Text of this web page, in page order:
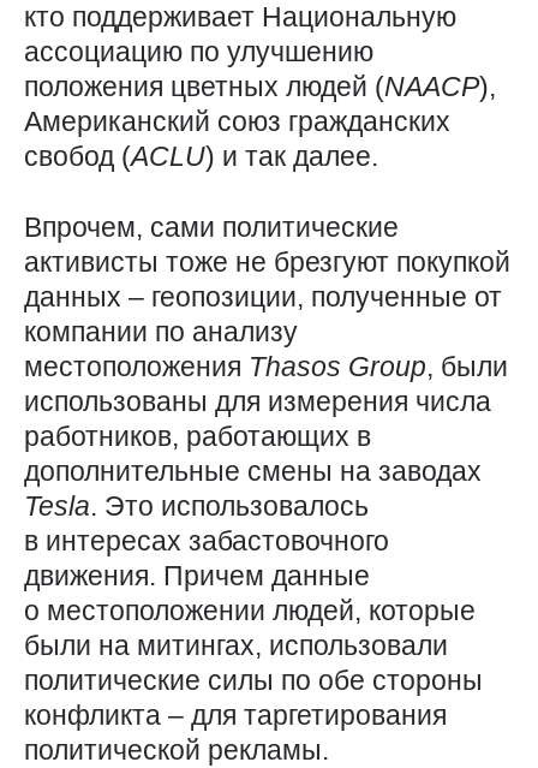
кто поддерживает Национальную
ассоциацию по улучшению
положения цветных людей (NAACP),
Американский союз гражданских
свобод (ACLU) и так далее.
Впрочем, сами политические
активисты тоже не брезгуют покупкой
данных – геопозиции, полученные от
компании по анализу
местоположения Thasos Group, были
использованы для измерения числа
работников, работающих в
дополнительные смены на заводах
Tesla. Это использовалось
в интересах забастовочного
движения. Причем данные
о местоположении людей, которые
были на митингах, использовали
политические силы по обе стороны
конфликта – для таргетирования
политической рекламы.